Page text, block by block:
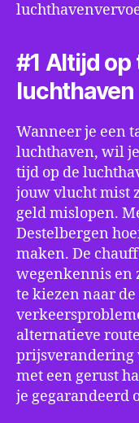
#1 Altijd op
luchthaven
Wanneer je een
luchthaven, wil
tijd op de
jouw vlucht mist
geld mislopen.
Destelbergen
maken. De
wegenkennis en
te kiezen naar
alternatieve
prijsverandering
met een gerust
je gegarandeerd